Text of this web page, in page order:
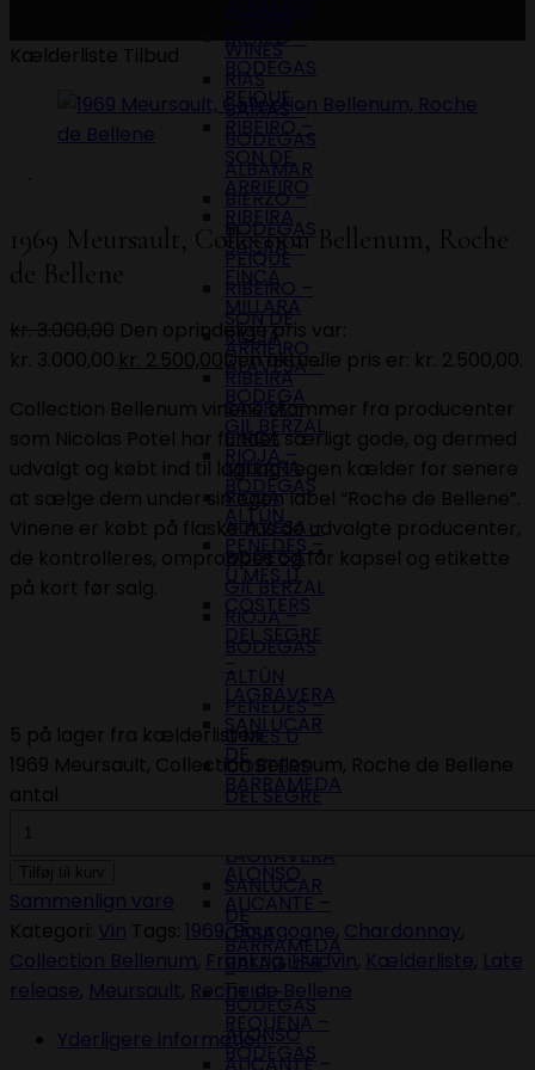
BIERZO –
BODEGAS
PEIQUE
RIBEIRO –
SON DE
ARRIEIRO
RIBEIRA
SACRA –
FINCA
MILLARA
RIOJA
ALAVESA –
BODEGA
GIL BERZAL
RIOJA –
BODEGAS
ALTÚN
PENEDES –
U MES U
COSTERS
DEL SEGRE
–
LAGRAVERA
SANLUCAR
DE
BARRAMEDA
–
ALONSO
ALICANTE –
CASA
BALAGUER
UTIEL-
REQUENA –
BODEGAS
WINES
RIAS
BAIXAS –
BODEGAS
ALBAMAR
BIERZO –
BODEGAS
PEIQUE
RIBEIRO –
SON DE
ARRIEIRO
RIBEIRA
SACRA –
FINCA
MILLARA
RIOJA
ALAVESA –
BODEGA
GIL BERZAL
RIOJA –
BODEGAS
ALTÚN
PENEDES –
U MES U
COSTERS
DEL SEGRE
LAGRAVERA
SANLUCAR
DE
BARRAMEDA
–
BODEGAS
ALONSO
Kælderliste Tilbud
1969 Meursault, Collection Bellenum, Roche
de Bellene
kr.3.000,00 Den oprindelige pris var:
kr. 3.000,00. kr. 2.500,00Den aktuelle pris er: kr. 2.500,00.
Collection Bellenum vinene stammer fra producenter
som Nicolas Potel har fundet særligt gode, og dermed
udvalgt og købt ind til lagring i egen kælder for senere
at sælge dem under sin egen label “Roche de Bellene”.
Vinene er købt på flaske hus de udvalgte producenter,
de kontrolleres, omproppes og får kapsel og etikette
på kort før salg.
5 på lager fra kælderlisten
1969 Meursault, Collection Bellenum, Roche de Bellene
antal
Tilføj til kurv
Sammenlign vare
Kategori: Vin Tags: 1969,Bourgogne, Chardonnay,
Collection Bellenum, Frankrig,Hvidvin, Kælderliste, Late
release, Meursault, Roche de Bellene
Yderligere information